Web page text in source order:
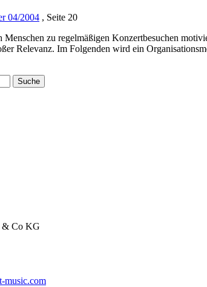
04/2004 , Seite 20
zu regelmäßigen Konzertbesuchen
Relevanz. Im Folgenden wird ein
& Co KG
music.com